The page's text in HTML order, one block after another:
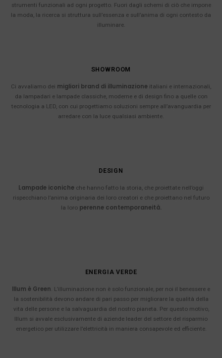
strumenti funzionali ad ogni progetto. Fuori dagli schemi di ciò che impone
la moda, la ricerca si struttura sull’essenza e sull’anima di ogni contesto da
illuminare.
SHOWROOM
Ci avvaliamo dei migliori brand di illuminazione italiani e internazionali,
da lampadari e lampade classiche, moderne e di design fino a quelle con
tecnologia a LED, con cui progettiamo soluzioni sempre all’avanguardia per
arredare con la luce qualsiasi ambiente.
DESIGN
Lampade iconiche che hanno fatto la storia, che proiettate nell’oggi
rispecchiano l’anima originaria dei loro creatori e che proiettano nel futuro
la loro perenne contemporaneità.
ENERGIA VERDE
Illum è Green. L’illuminazione non è solo funzionale, per noi il benessere e
la sostenibilità devono andare di pari passo per migliorare la qualità della
vita delle persone e la salvaguardia del nostro pianeta. Per questo motivo,
Illum si avvale esclusivamente di aziende leader del settore del risparmio
energetico per utilizzare l’elettricità in maniera consapevole ed efficiente.